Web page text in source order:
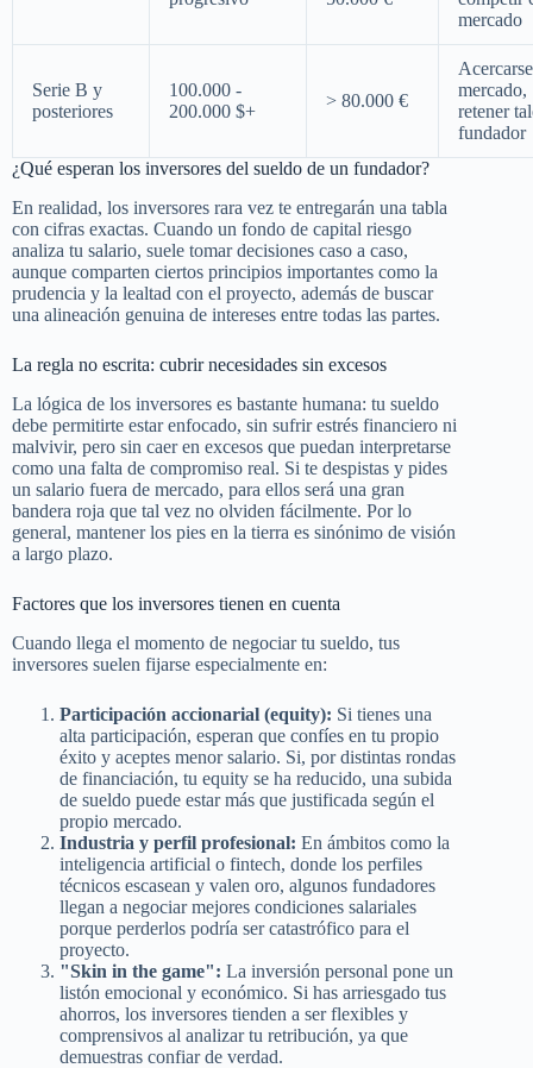
mercado
Serie B y
posteriores
100.000 -
200.000 $+
> 80.000 €
mercado,
retener
fundador
¿Qué esperan los inversores del sueldo de un fundador?
En realidad, los inversores rara vez te entregarán una tabla
con cifras exactas. Cuando un fondo de capital riesgo
analiza tu salario, suele tomar decisiones caso a caso,
aunque comparten ciertos principios importantes como la
prudencia y la lealtad con el proyecto, además de buscar
una alineación genuina de intereses entre todas las partes.
La regla no escrita: cubrir necesidades sin excesos
La lógica de los inversores es bastante humana: tu sueldo
debe permitirte estar enfocado, sin sufrir estrés financiero ni
malvivir, pero sin caer en excesos que puedan interpretarse
como una falta de compromiso real. Si te despistas y pides
un salario fuera de mercado, para ellos será una gran
bandera roja que tal vez no olviden fácilmente. Por lo
general, mantener los pies en la tierra es sinónimo de visión
a largo plazo.
Factores que los inversores tienen en cuenta
Cuando llega el momento de negociar tu sueldo, tus
inversores suelen fijarse especialmente en:
Participación accionarial (equity): Si tienes una
alta participación, esperan que confíes en tu propio
éxito y aceptes menor salario. Si, por distintas rondas
de financiación, tu equity se ha reducido, una subida
de sueldo puede estar más que justificada según el
propio mercado.
Industria y perfil profesional: En ámbitos como la
inteligencia artificial o fintech, donde los perfiles
técnicos escasean y valen oro, algunos fundadores
llegan a negociar mejores condiciones salariales
porque perderlos podría ser catastrófico para el
proyecto.
"Skin in the game": La inversión personal pone un
listón emocional y económico. Si has arriesgado tus
ahorros, los inversores tienden a ser flexibles y
comprensivos al analizar tu retribución, ya que
demuestras confiar de verdad.